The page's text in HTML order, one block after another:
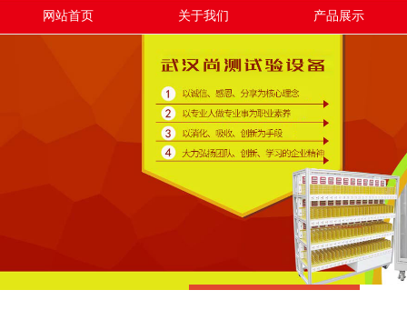
网站首页 关于我们 产品展示